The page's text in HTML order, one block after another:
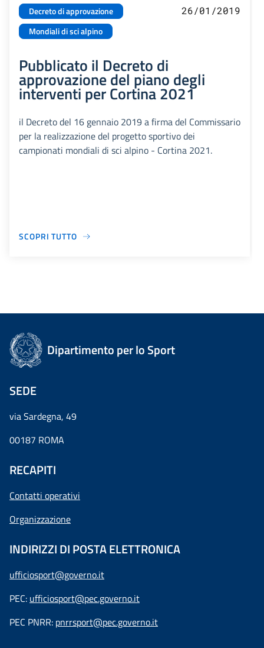
Decreto di approvazione
Mondiali di sci alpino
26/01/2019
Pubblicato il Decreto di
approvazione del piano degli
interventi per Cortina 2021
il Decreto del 16 gennaio 2019 a firma del Commissario
per la realizzazione del progetto sportivo dei
campionati mondiali di sci alpino - Cortina 2021.
SCOPRI TUTTO
Dipartimento per lo Sport
SEDE
via Sardegna, 49
00187 ROMA
RECAPITI
Contatti operativi
Organizzazione
INDIRIZZI DI POSTA ELETTRONICA
ufficiosport@governo.it
PEC: ufficiosport@pec.governo.it
PEC PNRR: pnrrsport@pec.governo.it